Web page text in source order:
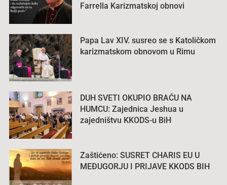
Farrella Karizmatskoj obnovi
Papa Lav XIV. susreo se s Katoličkom
karizmatskom obnovom u Rimu
DUH SVETI OKUPIO BRAĆU NA
HUMCU: Zajednica Jeshua u
zajedništvu KKODS-u BiH
Zaštićeno: SUSRET CHARIS EU U
MEĐUGORJU I PRIJAVE KKODS BIH